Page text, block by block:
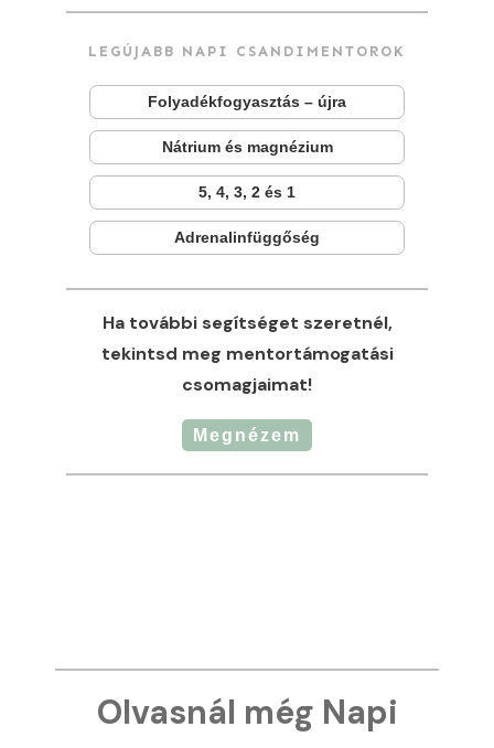
LEGÚJABB NAPI CSANDIMENTOROK
Folyadékfogyasztás – újra
Nátrium és magnézium
5, 4, 3, 2 és 1
Adrenalinfüggőség
Ha további segítséget szeretnél,
tekintsd meg mentortámogatási
csomagjaimat!
Megnézem
Olvasnál még Napi